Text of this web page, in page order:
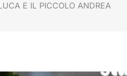
E IL PICCOLO ANDREA